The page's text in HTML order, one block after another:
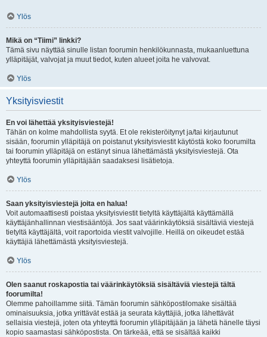
Ylös
Mikä on “Tiimi” linkki?
Tämä sivu näyttää sinulle listan foorumin henkilökunnasta, mukaanluettuna
ylläpitäjät, valvojat ja muut tiedot, kuten alueet joita he valvovat.
Ylös
Yksityisviestit
En voi lähettää yksityisviestejä!
Tähän on kolme mahdollista syytä. Et ole rekisteröitynyt ja/tai kirjautunut
sisään, foorumin ylläpitäjä on poistanut yksityisviestit käytöstä koko foorumilta
tai foorumin ylläpitäjä on estänyt sinua lähettämästä yksityisviestejä. Ota
yhteyttä foorumin ylläpitäjään saadaksesi lisätietoja.
Ylös
Saan yksityisviestejä joita en halua!
Voit automaattisesti poistaa yksityisviestit tietyltä käyttäjältä käyttämällä
käyttäjänhallinnan viestisääntöjä. Jos saat väärinkäytöksiä sisältäviä viestejä
tietyltä käyttäjältä, voit raportoida viestit valvojille. Heillä on oikeudet estää
käyttäjiä lähettämästä yksityisviestejä.
Ylös
Olen saanut roskapostia tai väärinkäytöksiä sisältäviä viestejä tältä
foorumilta!
Olemme pahoillamme siitä. Tämän foorumin sähköpostilomake sisältää
ominaisuuksia, jotka yrittävät estää ja seurata käyttäjiä, jotka lähettävät
sellaisia viestejä, joten ota yhteyttä foorumin ylläpitäjään ja lähetä hänelle täysi
kopio saamastasi sähköpostista. On tärkeää, että se sisältää kaikki